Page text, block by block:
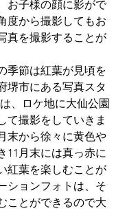
お子様の顔に影がで
度から撮影してもお
真を撮影することが
季節は紅葉が見頃を
堺市にある写真スタ
、ロケ地に大仙公園
て撮影をしていきま
末から徐々に黄色や
11月末には真っ赤に
紅葉を楽しむことが
ションフォトは、そ
ことができるので大